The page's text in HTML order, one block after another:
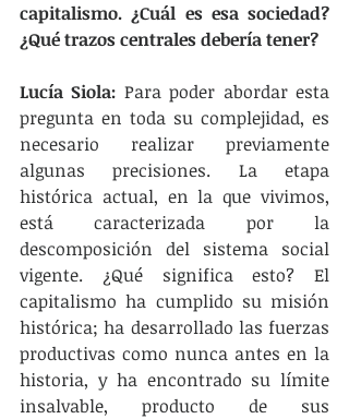
capitalismo. ¿Cuál es esa sociedad?
¿Qué trazos centrales debería tener?
Lucía Siola: Para poder abordar esta
pregunta en toda su complejidad, es
necesario realizar previamente
algunas precisiones. La etapa
histórica actual, en la que vivimos,
está caracterizada por la
descomposición del sistema social
vigente. ¿Qué significa esto? El
capitalismo ha cumplido su misión
histórica; ha desarrollado las fuerzas
productivas como nunca antes en la
historia, y ha encontrado su límite
insalvable, producto de sus